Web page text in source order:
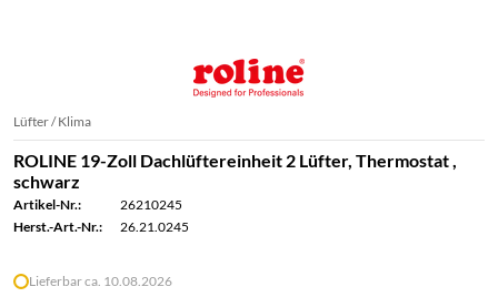
Lüfter / Klima
ROLINE 19-Zoll Dachlüftereinheit 2 Lüfter, Thermostat ,
schwarz
Artikel-Nr.:
26210245
Herst.-Art.-Nr.:
26.21.0245
Lieferbar ca. 10.08.2026